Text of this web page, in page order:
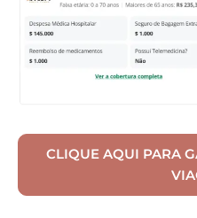
CLIQUE AQUI PARA